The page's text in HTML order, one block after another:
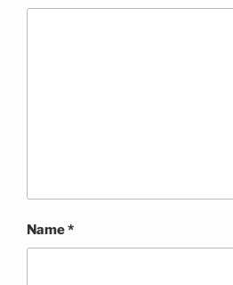
Name*